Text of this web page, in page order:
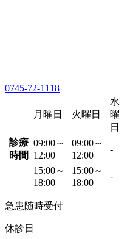
0745-72-1118
月曜日 火曜日
水
曜
日
診療
時間
09:00～
12:00
09:00～
12:00
-
15:00～
18:00
15:00～
18:00
-
急患随時受付
休診日